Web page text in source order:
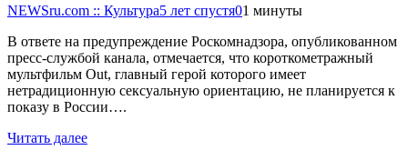
NEWSru.com :: Культура5 лет спустя01 минуты
В ответе на предупреждение Роскомнадзора, опубликованном
пресс-службой канала, отмечается, что короткометражный
мультфильм Out, главный герой которого имеет
нетрадиционную сексуальную ориентацию, не планируется к
показу в России….
Читать далее